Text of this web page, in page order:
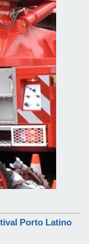
Porto Latino